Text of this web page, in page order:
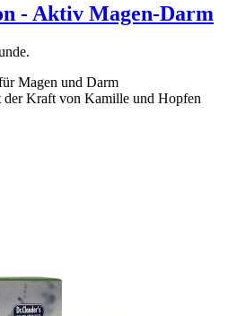
- Aktiv Magen-Darm
Magen und Darm
Kraft von Kamille und Hopfen
unterstützen eine gesunde